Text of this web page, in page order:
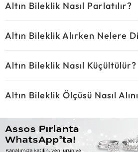
Altın Bileklik Nasıl Parlatılır?
Altın Bileklik Alırken Nelere
Altın Bileklik Nasıl Küçültülür?
Altın Bileklik Ölçüsü Nasıl